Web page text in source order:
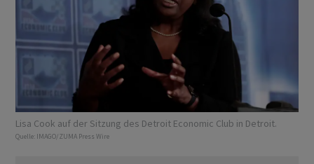
Lisa Cook auf der Sitzung des Detroit Economic Club in Detroit.
Quelle: IMAGO/ZUMA Press Wire